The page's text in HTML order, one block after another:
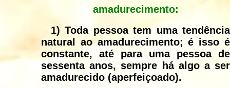
amadurecimento:
1) Toda pessoa tem uma tendência
natural ao amadurecimento; é isso é
constante, até para uma pessoa de
sessenta anos, sempre há algo a ser
amadurecido (aperfeiçoado).